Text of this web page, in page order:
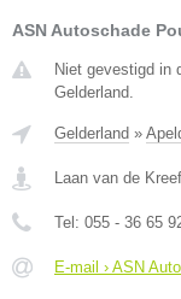
ASN Autoschade
Niet gevestigd in
Gelderland.
Gelderland »
Laan van de
Tel: 055 - 36 65
E-mail › ASN